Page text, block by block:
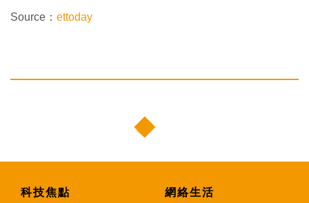
Source： ettoday
科技焦點 網絡生活